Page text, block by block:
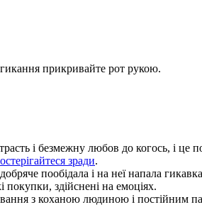
прикривайте рот рукою.
і безмежну любов до когось, і це
остерігайтеся зради.
пообідала і на неї напала
покупки, здійснені на емоціях.
з коханою людиною і постійним